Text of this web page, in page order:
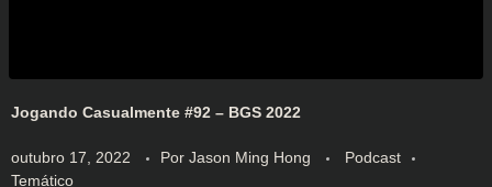
Jogando Casualmente #92 – BGS 2022
outubro 17, 2022 Por Jason Ming Hong
Podcast
Temático